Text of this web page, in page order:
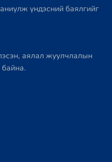
үндэсний баялгийг
аялал жуулчлалын